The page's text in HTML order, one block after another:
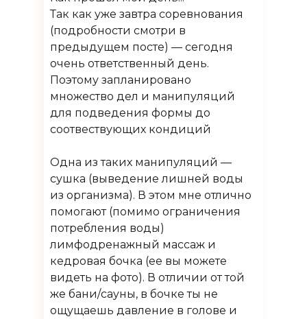
Так как уже завтра соревнования
(подробности смотри в
предыдущем посте) — сегодня
очень ответственный день.
Поэтому запланировано
множество дел и манипуляций
для подведения формы до
соотвествующих кондиций
Одна из таких манипуляций —
сушка (выведение лишней воды
из организма). В этом мне отлично
помогают (помимо ограничения
потребления воды)
лимфодренажный массаж и
кедровая бочка (ее вы можете
видеть на фото). В отличии от той
же бани/сауны, в бочке ты не
ощущаешь давление в голове и